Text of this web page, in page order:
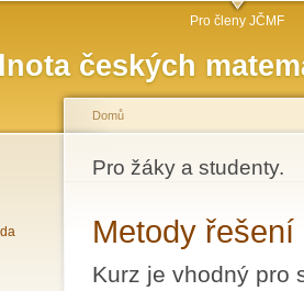
českých
Pro členy JČMF
Jste zde
Domů
Pro žáky a studenty.
Metody řešení
Kurz je vhodný pro